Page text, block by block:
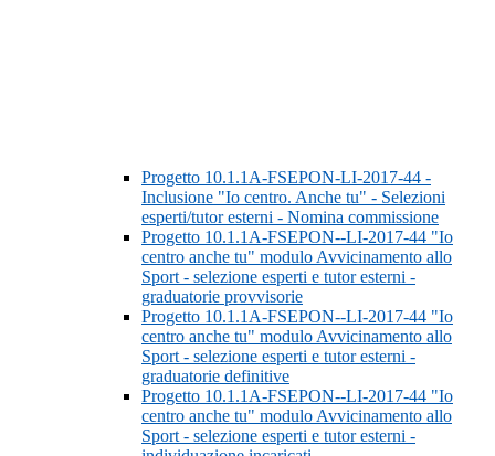
Progetto 10.1.1A-FSEPON-LI-2017-44 -
Inclusione "Io centro. Anche tu" - Selezioni
esperti/tutor esterni - Nomina commissione
Progetto 10.1.1A-FSEPON--LI-2017-44 "Io
centro anche tu" modulo Avvicinamento allo
Sport - selezione esperti e tutor esterni -
graduatorie provvisorie
Progetto 10.1.1A-FSEPON--LI-2017-44 "Io
centro anche tu" modulo Avvicinamento allo
Sport - selezione esperti e tutor esterni -
graduatorie definitive
Progetto 10.1.1A-FSEPON--LI-2017-44 "Io
centro anche tu" modulo Avvicinamento allo
Sport - selezione esperti e tutor esterni -